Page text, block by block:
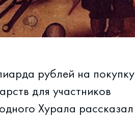
рублей на покупку
для участников
Хурала рассказал